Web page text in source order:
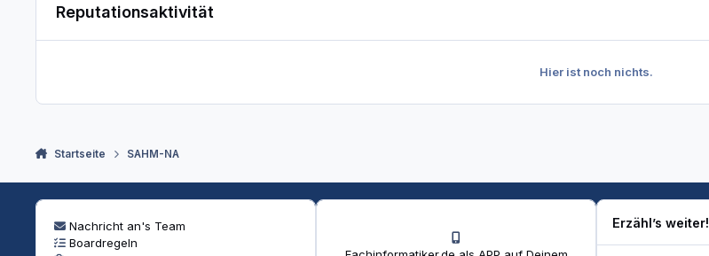
Reputationsaktivität
Hier ist noch nichts.
Startseite SAHM-NA
Nachricht an's Team
Boardregeln
Erzähl’s weiter!